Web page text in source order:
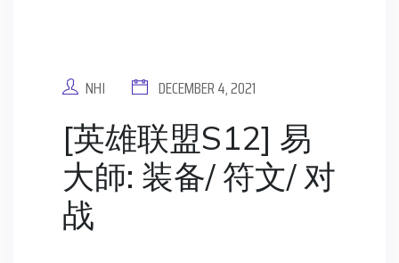
NHI DECEMBER 4, 2021
[英雄联盟S12] 易
大師: 装备/ 符文/ 对
战